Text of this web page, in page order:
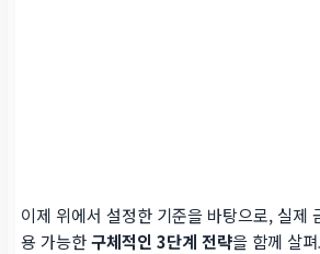
이제 위에서 설정한 기준을 바탕으로, 실제
용 가능한구체적인 3단계 전략을 함께 살